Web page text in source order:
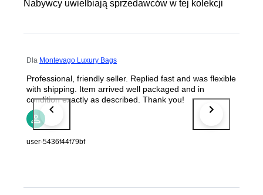
Nabywcy uwielbiają sprzedawców w tej kolekcji
Dla Montevago Luxury Bags
Professional, friendly seller. Replied fast and was flexible
with shipping. Item arrived well packaged and in
condition exactly as described. Thank you!
user-5436f44f79bf